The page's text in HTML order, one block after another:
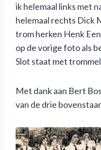
ik helemaal links met
helemaal rechts Dick
trom herken Henk
op de vorige foto als
Slot staat met
Met dank aan Bert
van de drie